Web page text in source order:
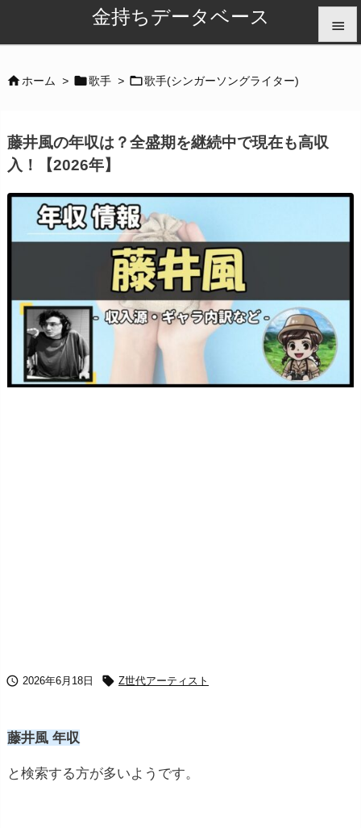
金持ちデータベース 


ホーム > 歌手 > 歌手(シンガーソングライター)
藤井風の年収は？全盛期を継続中で現在も高収
入！【2026年】
 2026年6月18日  Z世代アーティスト
藤井風 年収
と検索する方が多いようです。